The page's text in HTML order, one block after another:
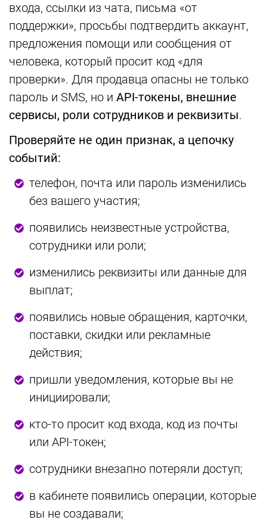
входа, ссылки из чата, письма «от
поддержки», просьбы подтвердить аккаунт,
предложения помощи или сообщения от
человека, который просит код «для
проверки». Для продавца опасны не только
пароль и SMS, но и API-токены, внешние
сервисы, роли сотрудников и реквизиты.
Проверяйте не один признак, а цепочку
событий:
телефон, почта или пароль изменились
без вашего участия;
появились неизвестные устройства,
сотрудники или роли;
изменились реквизиты или данные для
выплат;
появились новые обращения, карточки,
поставки, скидки или рекламные
действия;
пришли уведомления, которые вы не
инициировали;
кто-то просит код входа, код из почты
или API-токен;
сотрудники внезапно потеряли доступ;
в кабинете появились операции, которые
вы не создавали;